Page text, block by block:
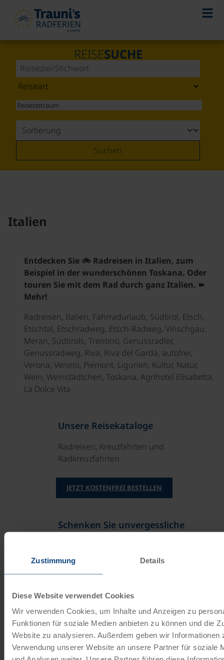
Zustimmung Details
Diese Website verwendet Cookies
Wir verwenden Cookies, um Inhalte und Anzeigen zu
Funktionen für soziale Medien anbieten zu können und die
Website zu analysieren. Außerdem geben wir Informationen
Verwendung unserer Website an unsere Partner für soziale
REISESUCHE
Suchen
Italien
Entdecken Sie 🚲 Radreisen in Italien, zum
Beispiel in der wunderschönen Toskana. Oder
touren Sie mit dem Rad durch ganz Italien. ➽
Mehr!
Radreisen, Italien, Fahrradurlaub, Südtirol, Etsch,
Etschtal, Etschradweg, Etsch-Radweg, Vinschgau,
Meran, Südtirols, Trentino, Genussradler,
Genussradweg, Riva, Riva del Garda, autofrei,
Verona, Veneto, Piemont, Ligurien, Kultur, Natur,
Wein, Weinstädtchen, Toskana, Agrihotel Elisabetta,
La Dolce Vita
Unsere Reisekataloge
Radreisen, Kreuzfahrten und
Radkreuzfahrten
JETZT KOSTENFREI BESTELLEN
Schenken Sie unvergessliche
Mit einem Reisegutschein haben Sie
immer das passende Geschenk.
JETZT BESTELLEN
Newsletter abonnieren